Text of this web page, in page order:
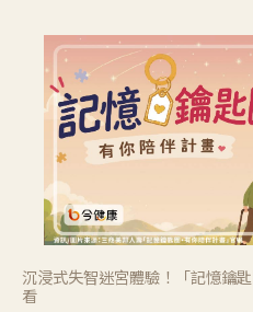
沉浸式失智迷宮體驗！「記憶鑰
看